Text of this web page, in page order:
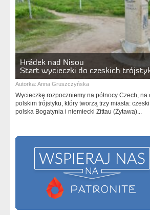
Hrádek nad Nisou
Start wycieczki do czeskich
Autorka: Anna Gruszczyńska
Wycieczkę rozpoczniemy na północy Czech,
polskim trójstyku, który tworzą trzy miasta:
polska Bogatynia i niemiecki Zittau (Żytawa)...